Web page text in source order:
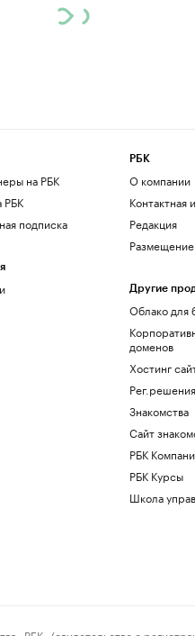
на РБК
РБК
подписка
РБК
О компании
Контактная
Редакция
Другие
Облако для
доменов
Хостинг
Рег.решения
Знакомства
Сайт
РБК
РБК Курсы
Школа